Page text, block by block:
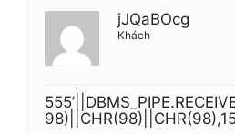
jJQaBOcg
Khách